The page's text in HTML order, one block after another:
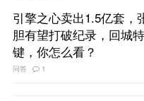
引擎之心卖出1.5亿套，
胆有望打破纪录，回城
键，你怎么看？
问答 1